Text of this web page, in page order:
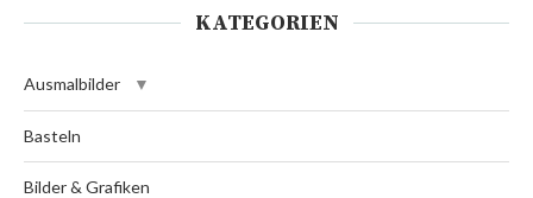
KATEGORIEN
Ausmalbilder
Basteln
Bilder & Grafiken